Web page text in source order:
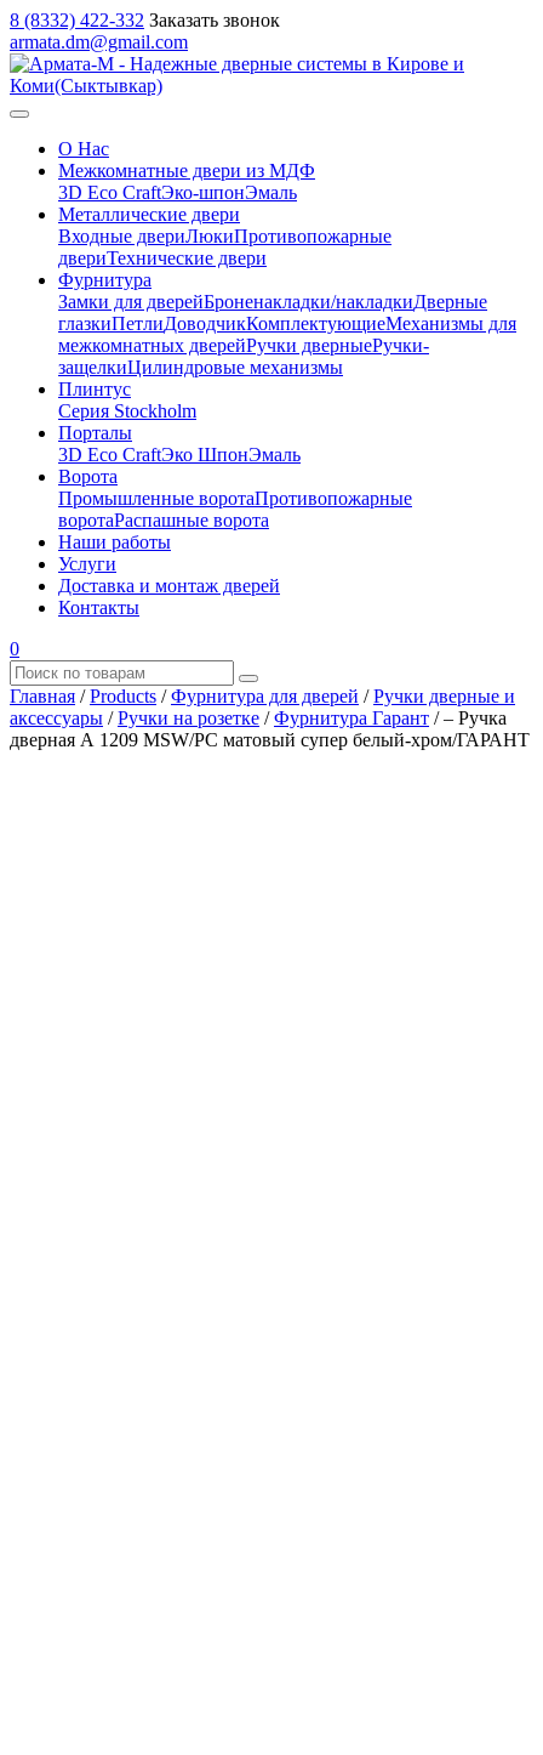
8 (8332) 422-332 Заказать звонок
armata.dm@gmail.com
О Нас
Межкомнатные двери из МДФ
3D Eco CraftЭко-шпонЭмаль
Металлические двери
Входные двериЛюкиПротивопожарные
двериТехнические двери
Фурнитура
Замки для дверейБроненакладки/накладкиДверные
глазкиПетлиДоводчикКомплектующиеМеханизмы для
межкомнатных дверейРучки дверныеРучки-
защелкиЦилиндровые механизмы
Плинтус
Серия Stockholm
Порталы
3D Eco CraftЭко ШпонЭмаль
Ворота
Промышленные воротаПротивопожарные
воротаРаспашные ворота
Наши работы
Услуги
Доставка и монтаж дверей
Контакты
0
Главная /Products /Фурнитура для дверей /Ручки дверные и
аксессуары /Ручки на розетке /Фурнитура Гарант /– Ручка
дверная А 1209 MSW/PC матовый супер белый-хром/ГАРАНТ